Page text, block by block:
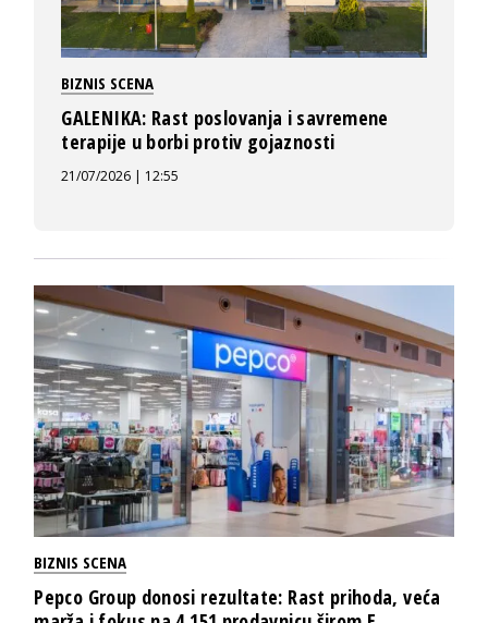
BIZNIS SCENA
GALENIKA: Rast poslovanja i savremene
terapije u borbi protiv gojaznosti
21/07/2026 | 12:55
BIZNIS SCENA
Pepco Group donosi rezultate: Rast prihoda, veća